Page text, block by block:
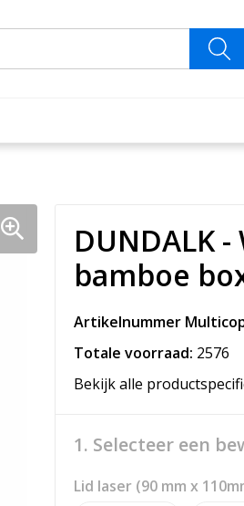
DUNDALK
bamboe
Artikelnummer
Totale voorraad: 2576
Bekijk alle
1. Selecteer een
Lid laser (90 mm x